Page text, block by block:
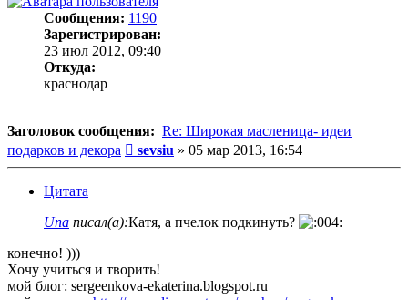
Сообщения: 1190
Зарегистрирован:
23 июл 2012, 09:40
Откуда:
краснодар
Заголовок сообщения: Re: Широкая масленица- идеи
подарков и декора
Сообщение
sevsiu » 05 мар 2013, 16:54
Цитата
Una писал(а):Катя, а пчелок подкинуть?
конечно! )))
Хочу учиться и творить!
мой блог: sergeenkova-ekaterina.blogspot.ru